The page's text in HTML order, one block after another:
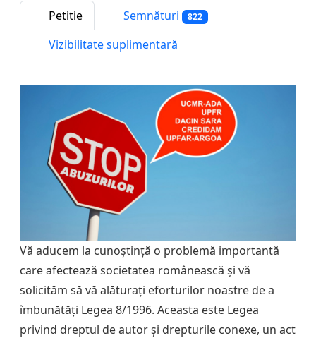
Petitie Semnături 822
Vizibilitate suplimentară
Vă aducem la cunoștință o problemă importantă
care afectează societatea românească și vă
solicităm să vă alăturați eforturilor noastre de a
îmbunătăți Legea 8/1996. Aceasta este Legea
privind dreptul de autor și drepturile conexe, un act